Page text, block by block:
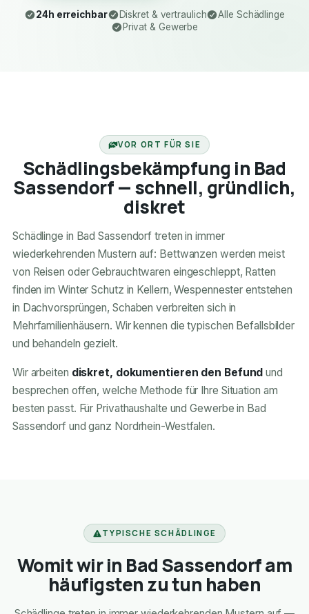
24h erreichbar Diskret & vertraulich
Alle Schädlinge
Privat & Gewerbe
VOR ORT FÜR SIE
Schädlingsbekämpfung in Bad
Sassendorf — schnell, gründlich,
diskret
Schädlinge in Bad Sassendorf treten in immer
wiederkehrenden Mustern auf: Bettwanzen werden meist
von Reisen oder Gebrauchtwaren eingeschleppt, Ratten
finden im Winter Schutz in Kellern, Wespennester entstehen
in Dachvorsprüngen, Schaben verbreiten sich in
Mehrfamilienhäusern. Wir kennen die typischen Befallsbilder
und behandeln gezielt.
Wir arbeiten diskret, dokumentieren den Befund und
besprechen offen, welche Methode für Ihre Situation am
besten passt. Für Privathaushalte und Gewerbe in Bad
Sassendorf und ganz Nordrhein-Westfalen.
TYPISCHE SCHÄDLINGE
Womit wir in Bad Sassendorf am
häufigsten zu tun haben